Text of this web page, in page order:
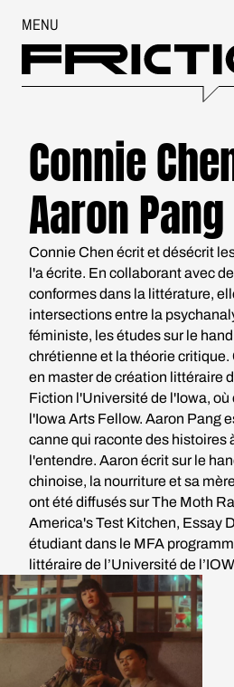
MENU
Connie
Aaron Pang
Connie Chen écrit et désécrit
l'a écrite. En collaborant avec
conformes dans la littérature,
intersections entre la
féministe, les études sur le
chrétienne et la théorie
en master de création littéraire
Fiction l'Université de l'Iowa,
l'Iowa Arts Fellow. Aaron Pang
canne qui raconte des histoires
l'entendre. Aaron écrit sur le
chinoise, la nourriture et sa
ont été diffusés sur The Moth
America's Test Kitchen, Essay
étudiant dans le MFA
littéraire de l’Université de